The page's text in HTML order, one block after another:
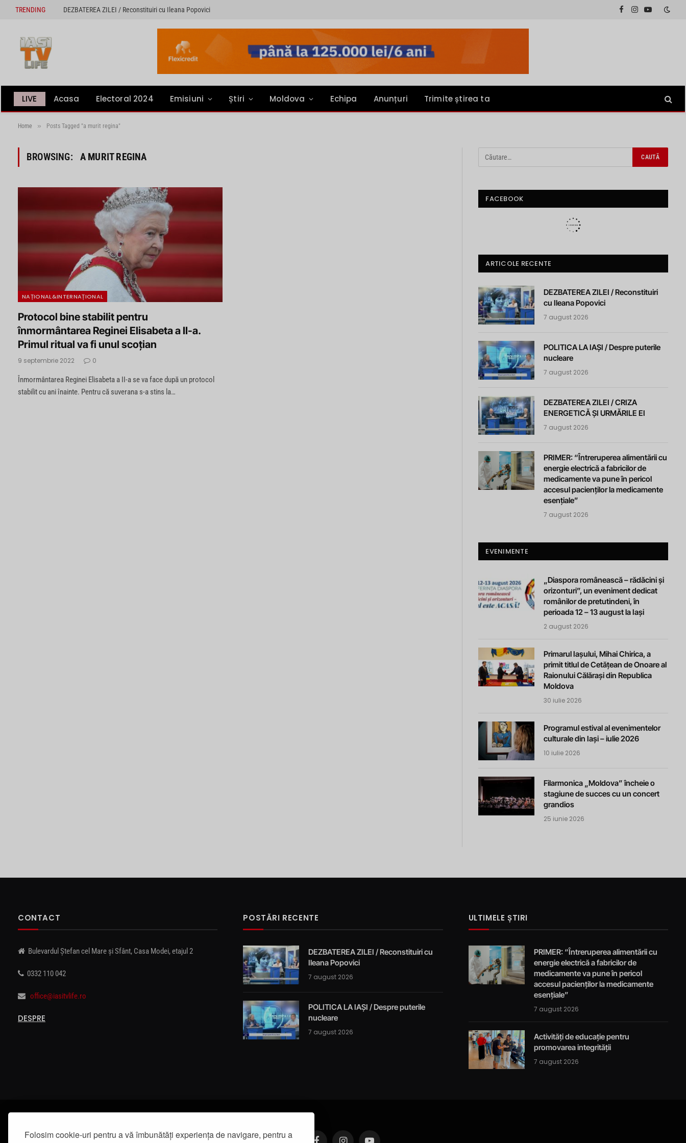
Folosim cookie-uri pentru a vă îmbunătăți experiența de navigare, pentru a
TRENDING DEZBATEREA ZILEI / Reconstituiri cu Ileana Popovici
Facebook
InstagramYouTube
LIVE Acasa Electoral 2024 Emisiuni Știri Moldova Echipa Anunțuri Trimite știrea ta
Home » Posts Tagged "a murit regina"
BROWSING: A MURIT REGINA
NAȚIONAL&INTERNAȚIONAL
Protocol bine stabilit pentru
înmormântarea Reginei Elisabeta a II-a.
Primul ritual va fi unul scoțian
9 septembrie 2022 0
Înmormântarea Reginei Elisabeta a II-a se va face după un protocol
stabilit cu ani înainte. Pentru că suverana s-a stins la…
FACEBOOK
ARTICOLE RECENTE
DEZBATEREA ZILEI / Reconstituiri
cu Ileana Popovici
7 august 2026
POLITICA LA IAȘI / Despre puterile
nucleare
7 august 2026
DEZBATEREA ZILEI / CRIZA
ENERGETICĂ ȘI URMĂRILE EI
7 august 2026
PRIMER: “Întreruperea alimentării cu
energie electrică a fabricilor de
medicamente va pune în pericol
accesul pacienților la medicamente
esențiale”
7 august 2026
EVENIMENTE
„Diaspora românească – rădăcini și
orizonturi”, un eveniment dedicat
românilor de pretutindeni, în
perioada 12 – 13 august la Iași
2 august 2026
Primarul Iașului, Mihai Chirica, a
primit titlul de Cetățean de Onoare al
Raionului Călărași din Republica
Moldova
30 iulie 2026
Programul estival al evenimentelor
culturale din Iași – iulie 2026
10 iulie 2026
Filarmonica „Moldova” încheie o
stagiune de succes cu un concert
grandios
25 iunie 2026
CONTACT
Bulevardul Ștefan cel Mare și Sfânt, Casa Modei, etajul 2
0332 110 042
office@iasitvlife.ro
DESPRE
POSTĂRI RECENTE
DEZBATEREA ZILEI / Reconstituiri cu
Ileana Popovici
7 august 2026
POLITICA LA IAȘI / Despre puterile
nucleare
7 august 2026
ULTIMELE ȘTIRI
PRIMER: “Întreruperea alimentării cu
energie electrică a fabricilor de
medicamente va pune în pericol
accesul pacienților la medicamente
esențiale”
7 august 2026
Activități de educație pentru
promovarea integrității
7 august 2026